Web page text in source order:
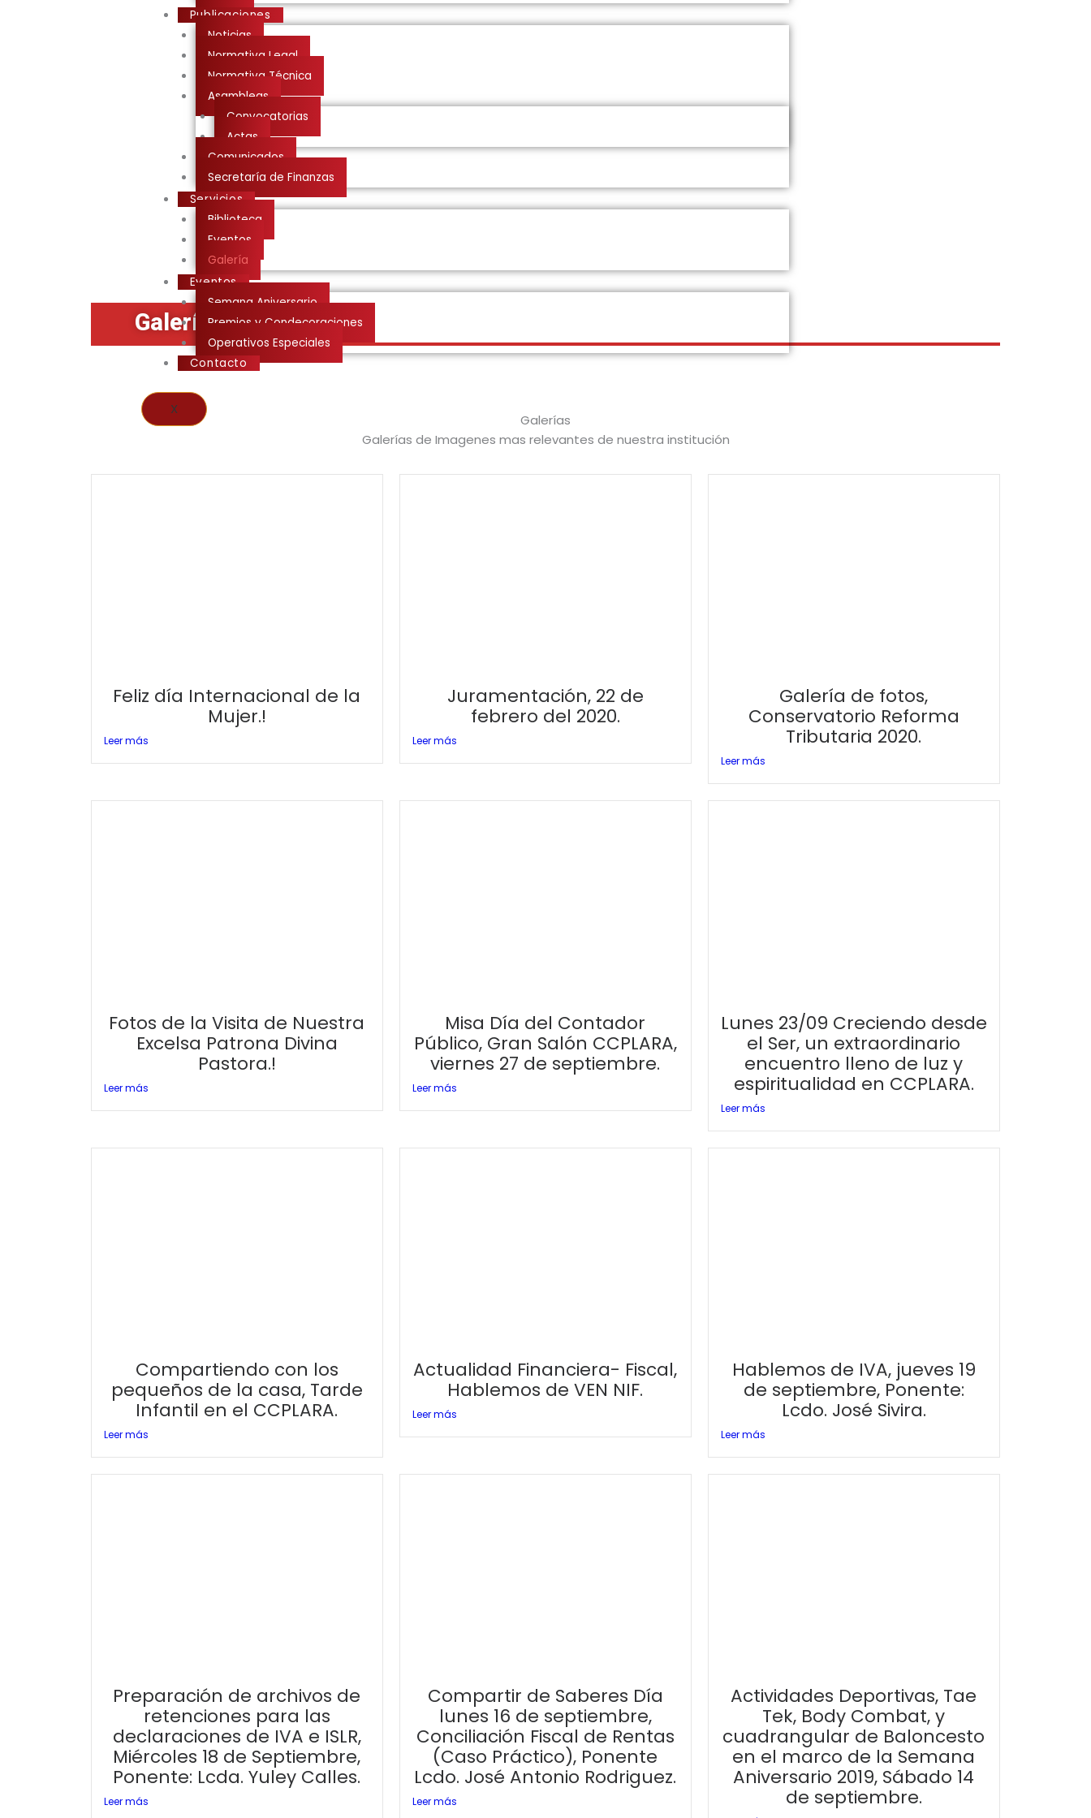
Publicaciones
Noticias
Normativa Legal
Normativa Técnica
Asambleas
Convocatorias
Actas
Comunicados
Secretaría de Finanzas
Servicios
Biblioteca
Eventos
Galería
Eventos
Semana Aniversario
Premios y Condecoraciones
Operativos Especiales
Contacto
X
Galerías
Galerías
Galerías de Imagenes mas relevantes de nuestra institución
Feliz día Internacional de la
Mujer.!
Leer más
Juramentación, 22 de
febrero del 2020.
Leer más
Galería de fotos,
Conservatorio Reforma
Tributaria 2020.
Leer más
Fotos de la Visita de Nuestra
Excelsa Patrona Divina
Pastora.!
Leer más
Misa Día del Contador
Público, Gran Salón CCPLARA,
viernes 27 de septiembre.
Leer más
Lunes 23/09 Creciendo desde
el Ser, un extraordinario
encuentro lleno de luz y
espiritualidad en CCPLARA.
Leer más
Compartiendo con los
pequeños de la casa, Tarde
Infantil en el CCPLARA.
Leer más
Actualidad Financiera- Fiscal,
Hablemos de VEN NIF.
Leer más
Hablemos de IVA, jueves 19
de septiembre, Ponente:
Lcdo. José Sivira.
Leer más
Preparación de archivos de
retenciones para las
declaraciones de IVA e ISLR,
Miércoles 18 de Septiembre,
Ponente: Lcda. Yuley Calles.
Leer más
Compartir de Saberes Día
lunes 16 de septiembre,
Conciliación Fiscal de Rentas
(Caso Práctico), Ponente
Lcdo. José Antonio Rodriguez.
Leer más
Actividades Deportivas, Tae
Tek, Body Combat, y
cuadrangular de Baloncesto
en el marco de la Semana
Aniversario 2019, Sábado 14
de septiembre.